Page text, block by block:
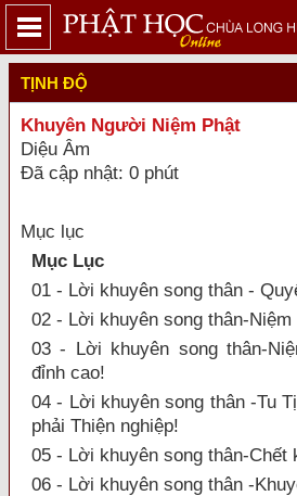
TỊNH ĐỘ
Khuyên Người Niệm Phật
Diệu Âm
Đã cập nhật: 0 phút
Mục lục
Mục Lục
01 - Lời khuyên song thân -
02 - Lời khuyên song thân-Niệm
03 - Lời khuyên song thân-
đỉnh cao!
04 - Lời khuyên song thân -Tu
phải Thiện nghiệp!
05 - Lời khuyên song thân-Chết
06 - Lời khuyên song thân -